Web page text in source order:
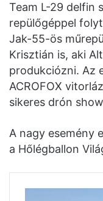
Team L-29 delfin
repülőgéppel
Jak-55-ös
Krisztián is, aki
produkciózni. Az
ACROFOX
sikeres drón
A nagy esemény
a Hőlégballon